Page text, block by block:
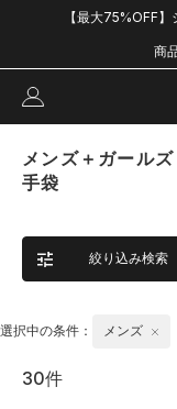
【最大75%OFF
商
メンズ＋ガール
手袋
絞り込み検索
選択中の条件： メンズ
30件